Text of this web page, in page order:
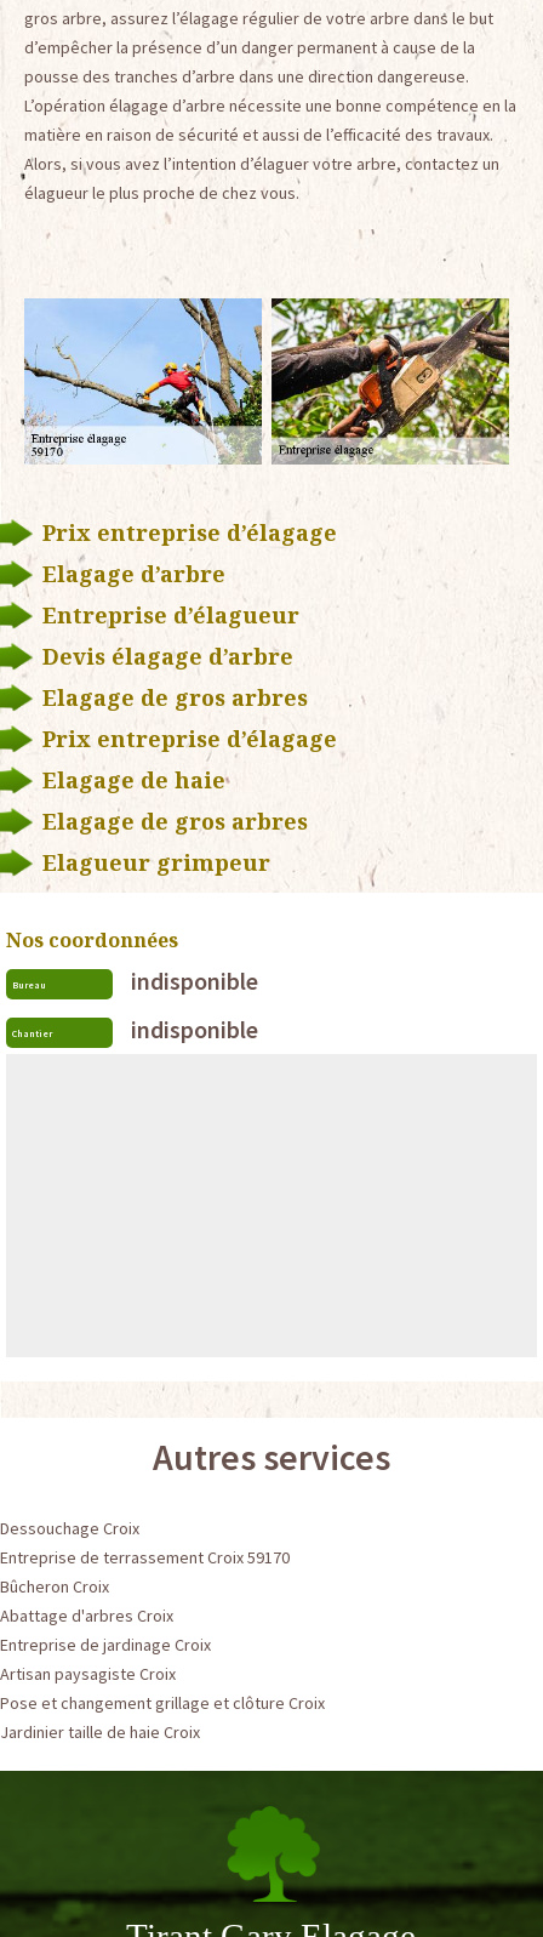
gros arbre, assurez l’élagage régulier de votre arbre dans le but
d’empêcher la présence d’un danger permanent à cause de la
pousse des tranches d’arbre dans une direction dangereuse.
L’opération élagage d’arbre nécessite une bonne compétence en la
matière en raison de sécurité et aussi de l’efficacité des travaux.
Alors, si vous avez l’intention d’élaguer votre arbre, contactez un
élagueur le plus proche de chez vous.
Prix entreprise d’élagage
Elagage d’arbre
Entreprise d’élagueur
Devis élagage d’arbre
Elagage de gros arbres
Prix entreprise d’élagage
Elagage de haie
Elagage de gros arbres
Elagueur grimpeur
Nos coordonnées
Bureau indisponible
Chantier indisponible
Autres services
Dessouchage Croix
Entreprise de terrassement Croix 59170
Bûcheron Croix
Abattage d'arbres Croix
Entreprise de jardinage Croix
Artisan paysagiste Croix
Pose et changement grillage et clôture Croix
Jardinier taille de haie Croix